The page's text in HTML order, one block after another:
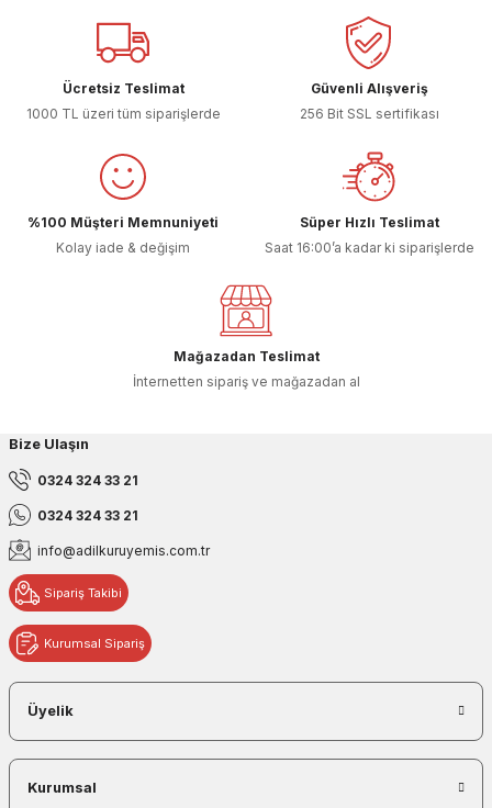
Ürün açıklamasında eksik bilgiler bulunuyor.
Ürün bilgilerinde hatalar bulunuyor.
Ürün fiyatı diğer sitelerden daha pahalı.
Ücretsiz Teslimat
1000 TL üzeri tüm siparişlerde
Güvenli Alışveriş
256 Bit SSL sertifikası
%100 Müşteri Memnuniyeti
Kolay iade & değişim
Süper Hızlı Teslimat
Saat 16:00’a kadar ki siparişlerde
Mağazadan Teslimat
İnternetten sipariş ve mağazadan al
Bize Ulaşın
0324 324 33 21
0324 324 33 21
info@adilkuruyemis.com.tr
Sipariş Takibi
Kurumsal Sipariş
Üyelik
Kurumsal